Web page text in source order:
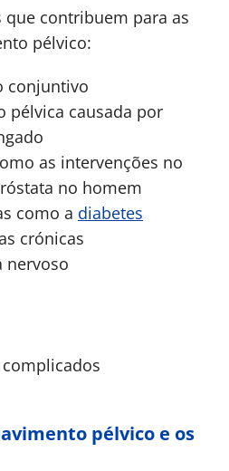
que contribuem para as
pélvico:
conjuntivo
pélvica causada por
as intervenções no
no homem
como a diabetes
crónicas
nervoso
pélvico e os